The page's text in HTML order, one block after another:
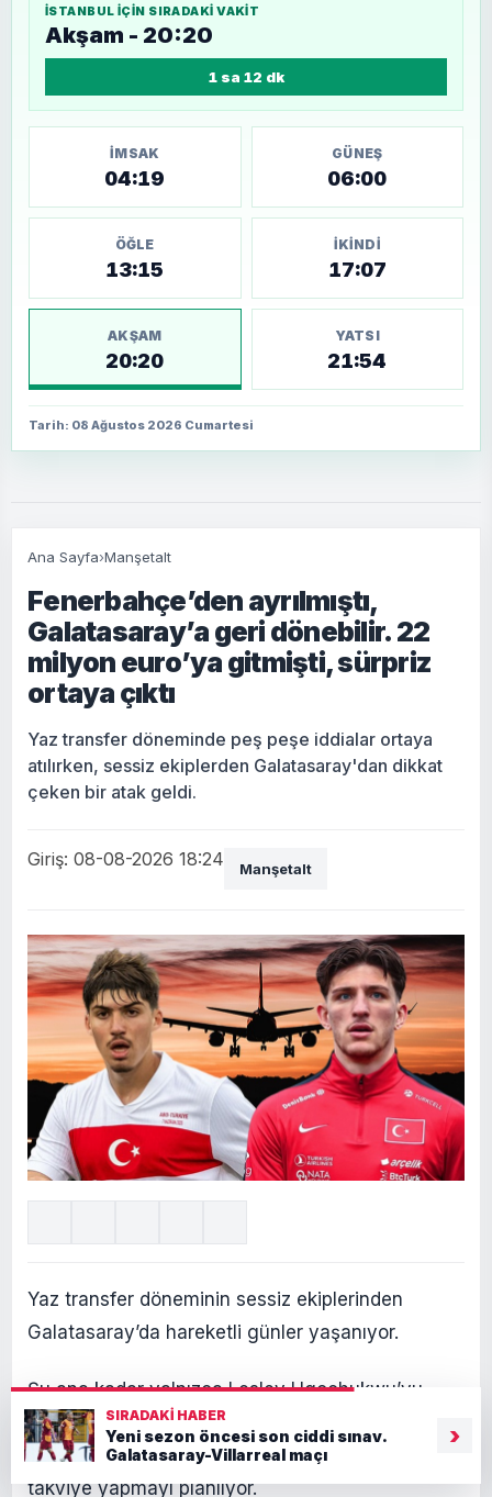
İSTANBUL IÇIN SIRADAKI VAKIT
Akşam - 20:20
1 sa 12 dk
İMSAK
04:19
GÜNEŞ
06:00
ÖĞLE
13:15
İKINDI
17:07
AKŞAM
20:20
YATSI
21:54
Tarih: 08 Ağustos 2026 Cumartesi
Ana Sayfa›Manşetalt
Fenerbahçe’den ayrılmıştı,
Galatasaray’a geri dönebilir. 22
milyon euro’ya gitmişti, sürpriz
ortaya çıktı
Yaz transfer döneminde peş peşe iddialar ortaya
atılırken, sessiz ekiplerden Galatasaray'dan dikkat
çeken bir atak geldi.
Giriş: 08-08-2026 18:24 Manşetalt
Yaz transfer döneminin sessiz ekiplerinden
Galatasaray’da hareketli günler yaşanıyor.
Şu ana kadar yalnızca Lesley Ugochukwu’yu
satın alma opsiyonlu kiralık olarak kadrosuna
katan sarı-kırmızılılar, savunma hattına yerli bir
takviye yapmayı planlıyor.
SIRADAKI HABER
Yeni sezon öncesi son ciddi sınav.
Galatasaray-Villarreal maçı
›